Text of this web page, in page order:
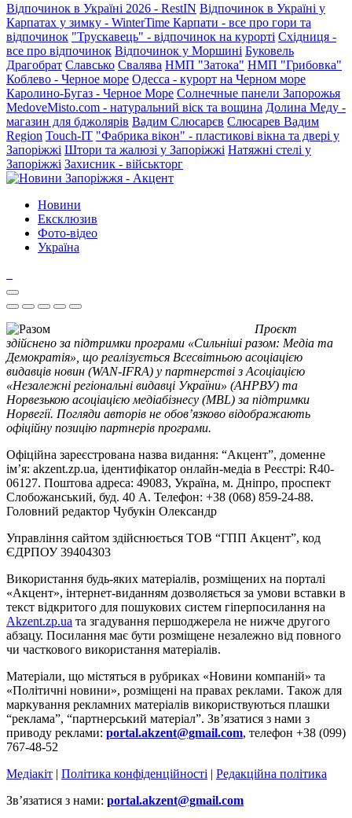
Відпочинок в Україні 2026 - RestIN Відпочинок в Україні у
Карпатах у зимку - WinterTime Карпати - все про гори та
відпочинок "Трускавець" - відпочинок на курорті Східниця -
все про відпочинок Відпочинок у Моршині Буковель
Драгобрат Славсько Свалява НМП "Затока" НМП "Грибовка"
Коблево - Черное море Одесса - курорт на Черном море
Каролино-Бугаз - Черное Море Солнечные панели Запорожья
MedoveMisto.com - натуральний віск та вощина Долина Меду -
магазин для бджолярів Вадим Слюсарєв Слюсарев Вадим
Region Touch-IT "Фабрика вікон" - пластикові вікна та двері у
Запоріжжі Штори та жалюзі у Запоріжжі Натяжні стелі у
Запоріжжі Захисник - військторг
Новини
Ексклюзив
Фото-відео
Україна
Проєкт
здійснено за підтримки програми «Сильніші разом: Медіа та
Демократія», що реалізується Всесвітньою асоціацією
видавців новин (WAN-IFRA) у партнерстві з Асоціацією
«Незалежні регіональні видавці України» (АНРВУ) та
Норвезькою асоціацією медіабізнесу (MBL) за підтримки
Норвегії. Погляди авторів не обов’язково відображають
офіційну позицію партнерів програми.
Офіційна зареєстрована назва видання: “Акцент”, доменне
ім’я: akzent.zp.ua, ідентифікатор онлайн-медіа в Реєстрі: R40-
06127. Поштова адреса: 49083, Україна, м. Дніпро, проспект
Слобожанський, буд. 40 А. Телефон: +38 (068) 859-24-88.
Головний редактор Чубукін Олександр
Управління сайтом здійснюється ТОВ “ГПП Акцент”, код
ЄДРПОУ 39404303
Використання будь-яких матеріалів, розміщених на порталі
«Акцент», інтернет-виданням дозволяється за умови вставки в
текст відкритого для пошукових систем гіперпосилання на
Akzent.zp.ua та згадування першоджерела не нижче другого
абзацу. Посилання має бути розміщене незалежно від повного
чи часткового використання матеріалів.
Матеріали, що містяться в рубриках «Новини компаній» та
«Політичні новини», розміщені на правах реклами. Також для
маркування рекламних матеріалів використвуються плашки
“реклама”, “партнерський матеріал”. Зв’язатися з нами з
приводу реклами: portal.akzent@gmail.com, телефон +38 (099)
767-48-52
Медіакіт | Політика конфіденційності | Редакційна політика
Зв’язатися з нами: portal.akzent@gmail.com